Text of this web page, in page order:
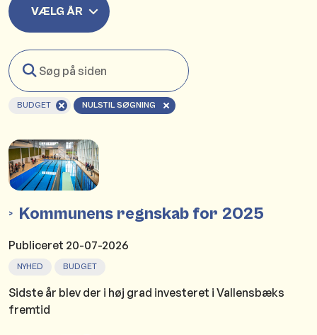
på
BUDGET NULSTIL SØGNING
VÆLG ÅR
Kommunens regnskab for 2025
Publiceret 20-07-2026
NYHED BUDGET
Sidste år blev der i høj grad investeret i Vallensbæks
fremtid